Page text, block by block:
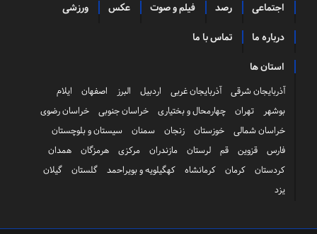
اجتماعی رصد فیلم و صوت عکس ورزشی
درباره ما تماس با ما
استان ها
آذربایجان شرقی آذربایجان غربی اردبیل البرز اصفهان
ایلام
بوشهر
تهران چهارمحال و بختیاری خراسان جنوبی
خراسان رضوی
خراسان شمالی
خوزستان زنجان سمنان
سیستان و بلوچستان
فارس
قزوین قم لرستان مازندران مرکزی هرمزگان
همدان
کردستان
کرمان کرمانشاه کهگیلویه و بویراحمد گلستان
گیلان
یزد